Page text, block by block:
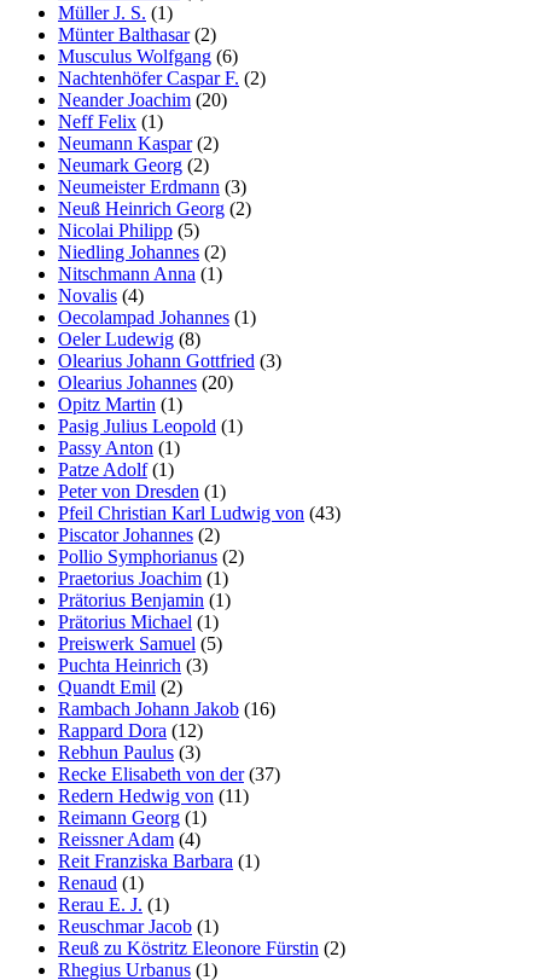
Müller J. S. (1)
Münter Balthasar(2)
Musculus Wolfgang (6)
Nachtenhöfer Caspar F. (2)
Neander Joachim (20)
Neff Felix (1)
Neumann Kaspar(2)
Neumark Georg (2)
Neumeister Erdmann (3)
Neuß Heinrich Georg (2)
Nicolai Philipp (5)
Niedling Johannes (2)
Nitschmann Anna (1)
Novalis (4)
Oecolampad Johannes (1)
Oeler Ludewig (8)
Olearius Johann Gottfried (3)
Olearius Johannes (20)
Opitz Martin (1)
Pasig Julius Leopold (1)
Passy Anton (1)
Patze Adolf(1)
Peter von Dresden (1)
Pfeil Christian Karl Ludwig von (43)
Piscator Johannes (2)
Pollio Symphorianus (2)
Praetorius Joachim (1)
Prätorius Benjamin (1)
Prätorius Michael (1)
Preiswerk Samuel (5)
Puchta Heinrich (3)
Quandt Emil (2)
Rambach Johann Jakob (16)
Rappard Dora (12)
Rebhun Paulus (3)
Recke Elisabeth von der(37)
Redern Hedwig von (11)
Reimann Georg (1)
Reissner Adam (4)
Reit Franziska Barbara (1)
Renaud (1)
Rerau E. J. (1)
Reuschmar Jacob (1)
Reuß zu Köstritz Eleonore Fürstin (2)
Rhegius Urbanus (1)